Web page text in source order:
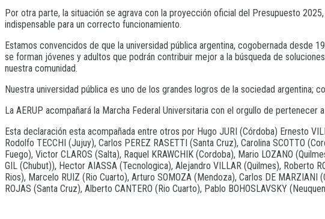
Por otra parte, la situación se agrava con la proyección oficial del Presupuesto
indispensable para un correcto funcionamiento.
Estamos convencidos de que la universidad pública argentina, cogobernada desde
se forman jóvenes y adultos que podrán contribuir mejor a la búsqueda de
nuestra comunidad.
Nuestra universidad pública es uno de los grandes logros de la sociedad argentina;
La AERUP acompañará la Marcha Federal Universitaria con el orgullo de pertenecer
Esta declaración esta acompañada entre otros por Hugo JURI (Córdoba) Ernesto
Rodolfo TECCHI (Jujuy), Carlos PEREZ RASETTI (Santa Cruz), Carolina SCOTTO
Fuego), Victor CLAROS (Salta), Raquel KRAWCHIK (Cordoba), Mario LOZANO
GIL (Chubut)), Hector AIASSA (Tecnologica), Alejandro VILLAR (Quilmes), Roberto
Rios), Marcelo RUIZ (Rio Cuarto), Arturo SOMOZA (Mendoza), Carlos DE MARZIANI
ROJAS (Santa Cruz), Alberto CANTERO (Rio Cuarto), Pablo BOHOSLAVSKY